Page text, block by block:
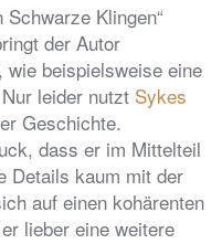
Klingen“
der Autor
wie beispielsweise eine
leider nutzt Sykes
Geschichte.
dass er im Mittelteil
Details kaum mit der
auf einen kohärenten
lieber eine weitere